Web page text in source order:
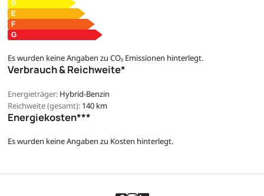
Es wurden keine Angaben zu CO₂ Emissionen hinterlegt.
Verbrauch & Reichweite*
Energieträger: Hybrid-Benzin
Reichweite (gesamt): 140 km
Energiekosten***
Es wurden keine Angaben zu Kosten hinterlegt.